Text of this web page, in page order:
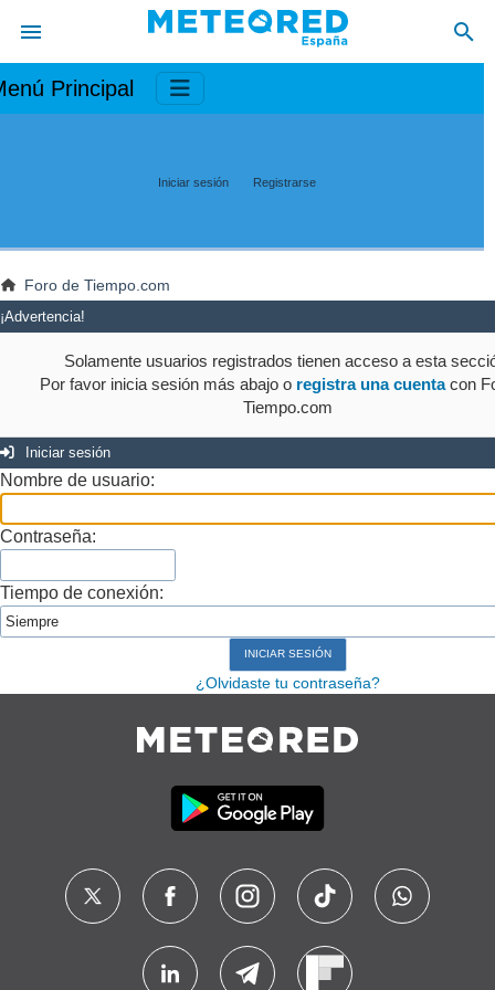
Principal
Iniciar sesión Registrarse
Foro de Tiempo.com
¡Advertencia!
Solamente usuarios registrados tienen acceso a esta
Por favor inicia sesión más abajo o registra una cuentacon
Tiempo.com
Iniciar sesión
Nombre de usuario:
Contraseña:
Tiempo de conexión:
¿Olvidaste tu contraseña?